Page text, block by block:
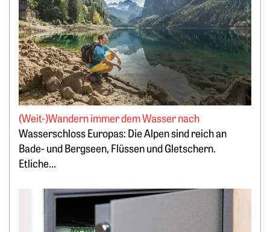
(Weit-)Wandern immer dem Wasser nach
Wasserschloss Europas: Die Alpen sind reich an
Bade- und Bergseen, Flüssen und Gletschern.
Etliche...
Weiterlesen: Lukrativ Geld parken